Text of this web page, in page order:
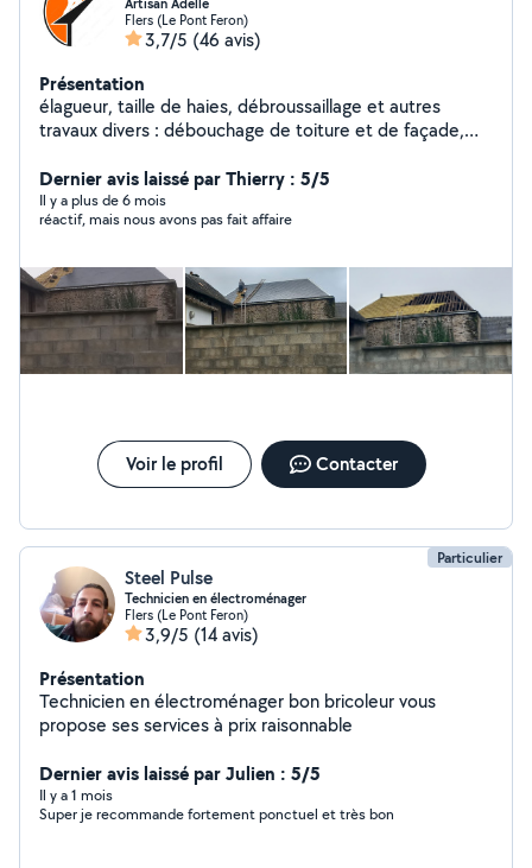
Flers (Le Pont Feron)
3,7/5 (46 avis)
Présentation
élagueur, taille de haies, débroussaillage et autres
travaux divers : débouchage de toiture et de façade,
fais aussi haute petits travaux maçonnerie peinture et
intérieur et extérieur
Dernier avis laissé par Thierry : 5/5
Il y a plus de 6 mois
réactif, mais nous avons pas fait affaire
Voir le profil Contacter
Particulier
Steel Pulse
Technicien en électroménager
Flers (Le Pont Feron)
3,9/5 (14 avis)
Présentation
Technicien en électroménager bon bricoleur vous
propose ses services à prix raisonnable
Dernier avis laissé par Julien : 5/5
Il y a 1 mois
Super je recommande fortement ponctuel et très bon